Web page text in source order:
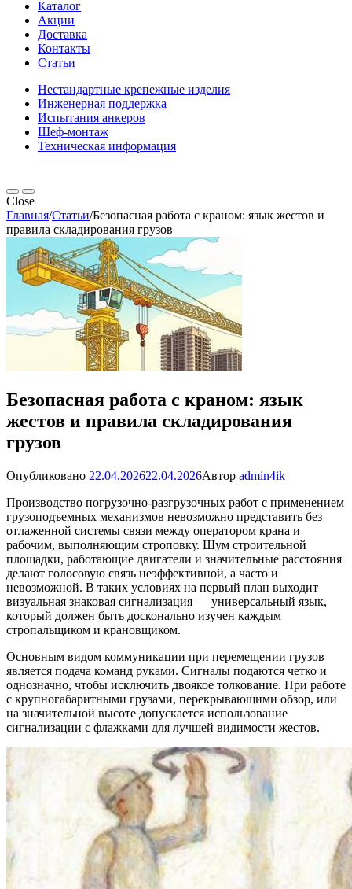
Каталог
Акции
Доставка
Контакты
Статьи
Нестандартные крепежные изделия
Инженерная поддержка
Испытания анкеров
Шеф-монтаж
Техническая информация
Close
Главная/Статьи/Безопасная работа с краном: язык жестов и
правила складирования грузов
Безопасная работа с краном: язык
жестов и правила складирования
грузов
Опубликовано 22.04.202622.04.2026Автор admin4ik
Производство погрузочно-разгрузочных работ с применением
грузоподъемных механизмов невозможно представить без
отлаженной системы связи между оператором крана и
рабочим, выполняющим строповку. Шум строительной
площадки, работающие двигатели и значительные расстояния
делают голосовую связь неэффективной, а часто и
невозможной. В таких условиях на первый план выходит
визуальная знаковая сигнализация — универсальный язык,
который должен быть досконально изучен каждым
стропальщиком и крановщиком.
Основным видом коммуникации при перемещении грузов
является подача команд руками. Сигналы подаются четко и
однозначно, чтобы исключить двоякое толкование. При работе
с крупногабаритными грузами, перекрывающими обзор, или
на значительной высоте допускается использование
сигнализации с флажками для лучшей видимости жестов.